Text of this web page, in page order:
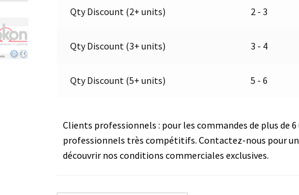
Qty Discount (2+ units) 2 - 3
Qty Discount (3+ units) 3 - 4
Qty Discount (5+ units) 5 - 6
Clients professionnels : pour les commandes de plus de
professionnels très compétitifs. Contactez-nous pour
découvrir nos conditions commerciales exclusives.